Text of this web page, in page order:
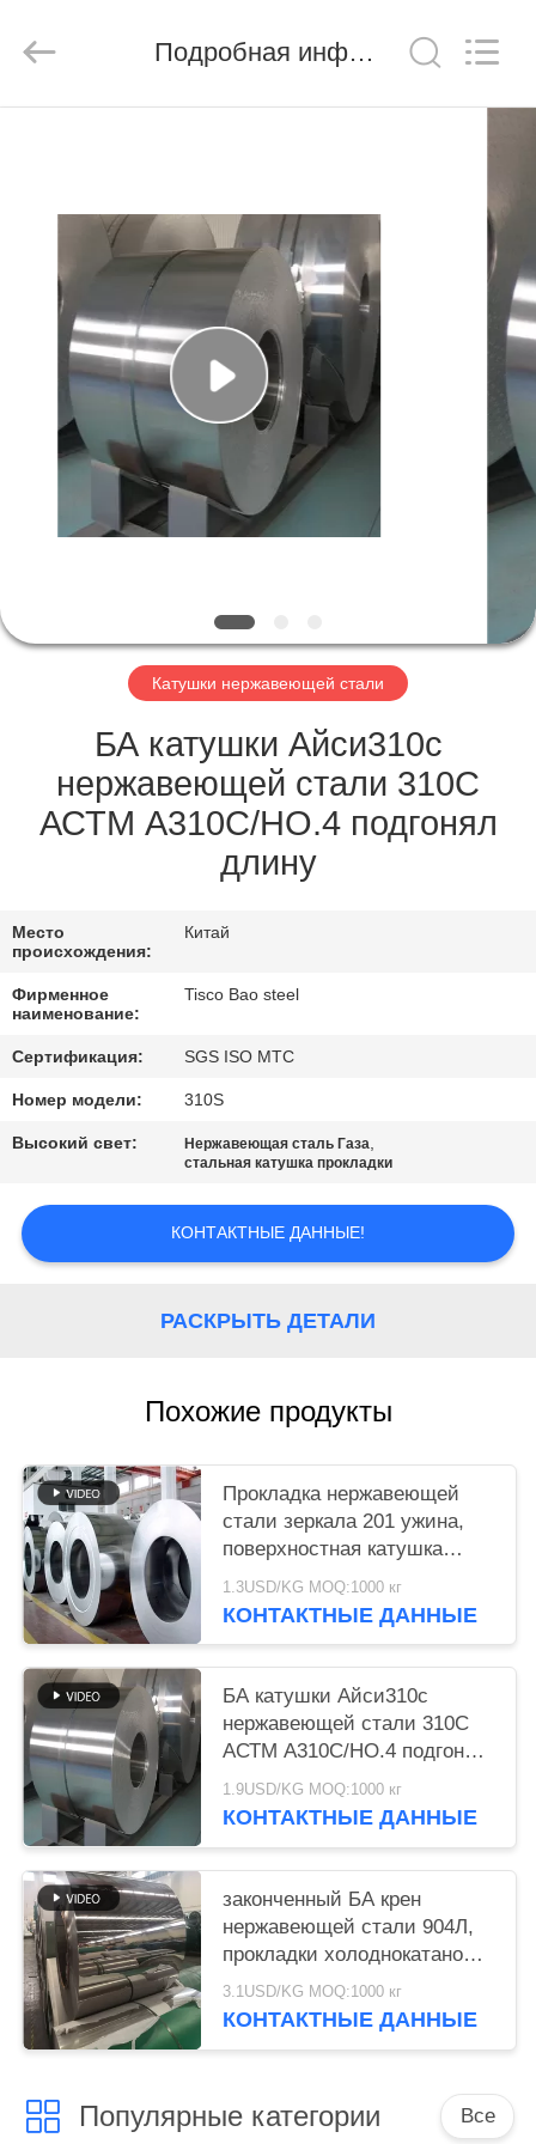
ВИДЕО
НАС
ТУР
ФАБРИКЕ
КОНТРОЛЬ
КАЧЕСТВА
СВЯЖИТЕСЬ
НАМИ
СДЕЛАТЬ
ЗАПРОС
САЙТА
POLICY
Product
Co.,Ltd.
Подробная информация о продукте
Катушки нержавеющей стали
БА катушки Айси310с
нержавеющей стали 310С
АСТМ А310С/НО.4 подгонял
длину
Место
происхождения:
Китай
Фирменное
наименование:
Tisco Bao steel
Сертификация: SGS ISO MTC
Номер модели: 310S
Высокий свет: Нержавеющая сталь Газа,
стальная катушка прокладки
КОНТАКТНЫЕ ДАННЫЕ!
РАСКРЫТЬ ДЕТАЛИ
Похожие продукты
Прокладка нержавеющей
стали зеркала 201 ужина,
поверхностная катушка
листа нержавеющей стали
8к
1.3USD/KG MOQ:1000 кг
КОНТАКТНЫЕ ДАННЫЕ
БА катушки Айси310с
нержавеющей стали 310С
АСТМ А310С/НО.4 подгонял
длину
1.9USD/KG MOQ:1000 кг
КОНТАКТНЫЕ ДАННЫЕ
законченный БА крен
нержавеющей стали 904Л,
прокладки холоднокатаной
стали катушки 0.5мм СС
3.1USD/KG MOQ:1000 кг
КОНТАКТНЫЕ ДАННЫЕ
Популярные категории Все